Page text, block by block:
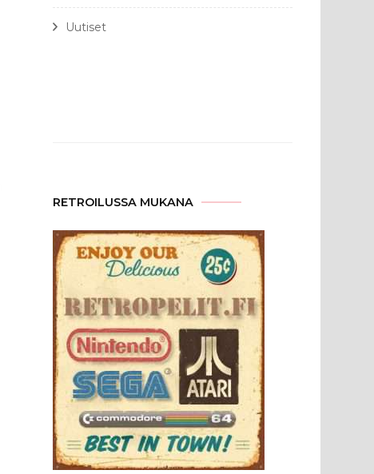
Uutiset
RETROILUSSA MUKANA